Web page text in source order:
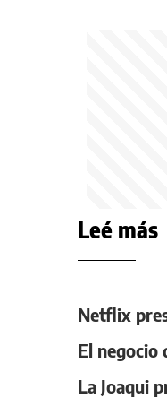
Leé más
Netflix
El negocio
La Joaqui